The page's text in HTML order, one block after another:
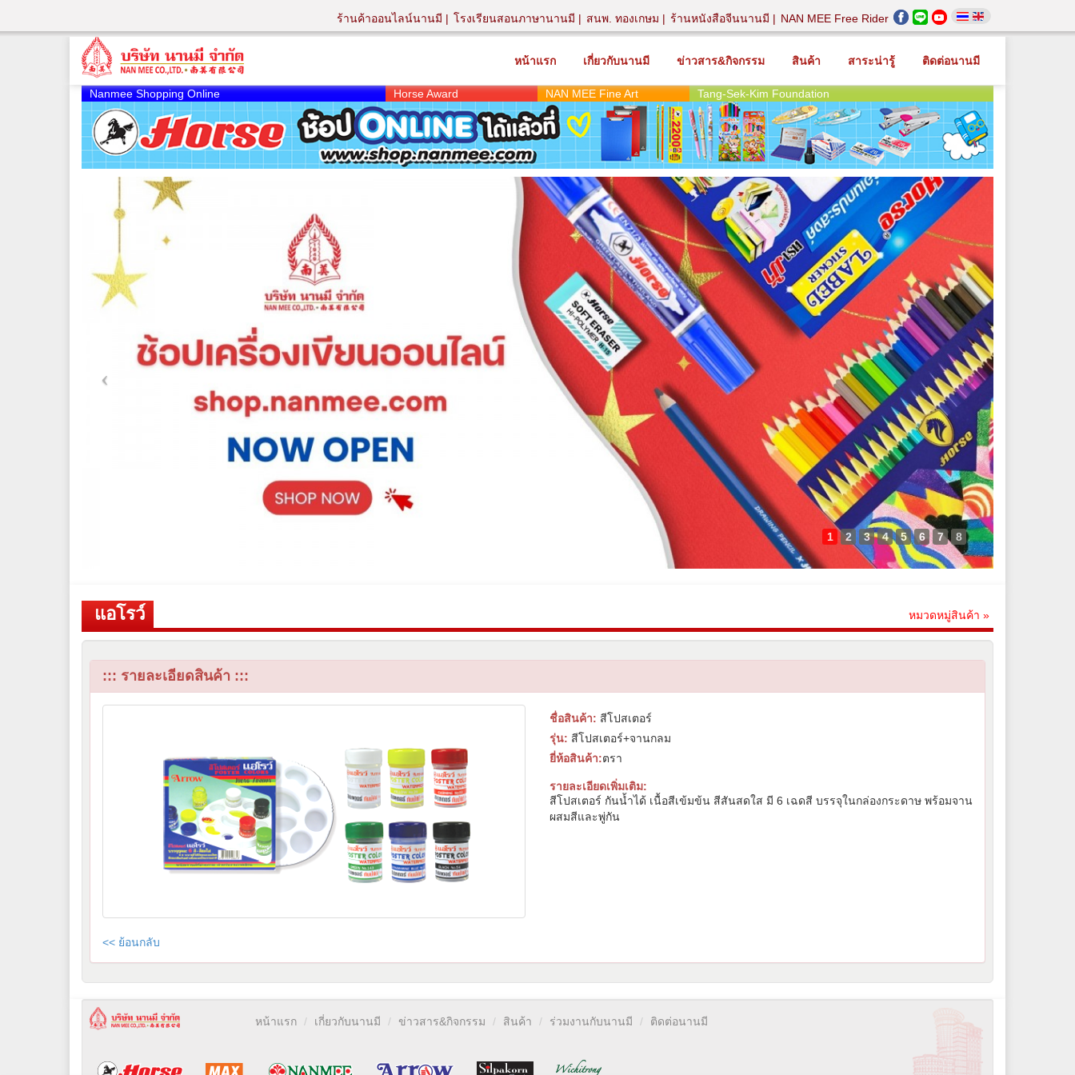
ร้านค้าออนไลน์นานมี โรงเรียนสอนภาษานานมี สนพ. ทองเกษม ร้านหนังสือจีนนานมี NAN MEE Free Rider
หน้าแรก เกี่ยวกับนานมี ข่าวสาร&กิจกรรม สินค้า สาระน่ารู้ ติดต่อนานมี
Nanmee Shopping Online Horse Award NAN MEE Fine Art Tang-Sek-Kim Foundation
1 2 3 4 5 6 7 8
แอโรว์ หมวดหมู่สินค้า »
::: รายละเอียดสินค้า :::
ชื่อสินค้า: สีโปสเตอร์
รุ่น: สีโปสเตอร์+จานกลม
ยี่ห้อสินค้า:ตรา
รายละเอียดเพิ่มเติม:
สีโปสเตอร์ กันน้ำได้ เนื้อสีเข้มข้น สีสันสดใส มี 6 เฉดสี บรรจุในกล่องกระดาษ พร้อมจาน
ผสมสีและพู่กัน
<< ย้อนกลับ
หน้าแรก เกี่ยวกับนานมี ข่าวสาร&กิจกรรม สินค้า ร่วมงานกับนานมี ติดต่อนานมี